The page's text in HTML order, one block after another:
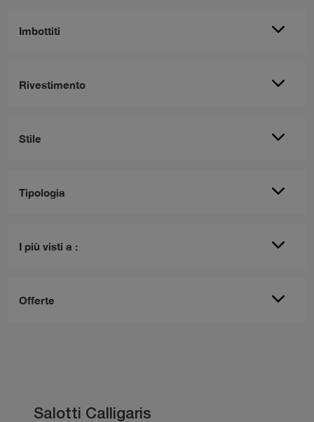
Imbottiti
Rivestimento
Stile
Tipologia
I più visti a :
Offerte
Salotti Calligaris